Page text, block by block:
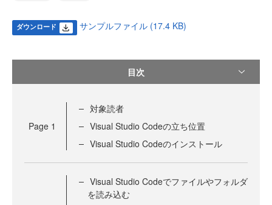
ダウンロード サンプルファイル (17.4 KB)
目次
Page 1
対象読者
Visual Studio Codeの立ち位置
Visual Studio Codeのインストール
Visual Studio Codeでファイルやフォルダ
を読み込む